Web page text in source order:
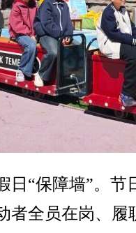
“保障墙”。节
者全员在岗、履